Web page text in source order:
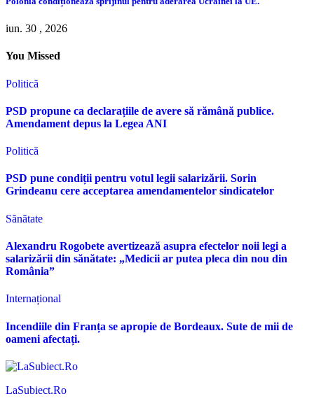
iun. 30 , 2026
You Missed
Politică
PSD propune ca declarațiile de avere să rămână publice.
Amendament depus la Legea ANI
Politică
PSD pune condiții pentru votul legii salarizării. Sorin
Grindeanu cere acceptarea amendamentelor sindicatelor
Sănătate
Alexandru Rogobete avertizează asupra efectelor noii legi a
salarizării din sănătate: „Medicii ar putea pleca din nou din
România”
Internațional
Incendiile din Franța se apropie de Bordeaux. Sute de mii de
oameni afectați.
LaSubiect.Ro